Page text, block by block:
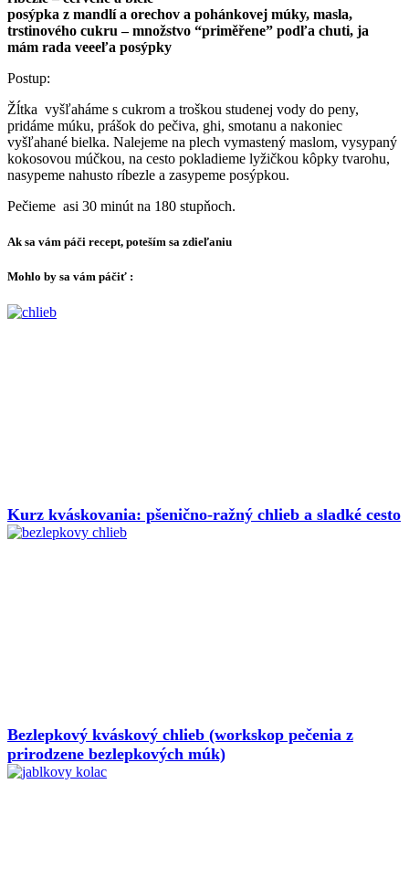
posýpka z mandlí a orechov a pohánkovej múky, masla,
trstinového cukru – množstvo “priměřene” podľa chuti, ja
mám rada veeeľa posýpky
Postup:
Žĺtka vyšľaháme s cukrom a troškou studenej vody do peny,
pridáme múku, prášok do pečiva, ghi, smotanu a nakoniec
vyšľahané bielka. Nalejeme na plech vymastený maslom, vysypaný
kokosovou múčkou, na cesto pokladieme lyžičkou kôpky tvarohu,
nasypeme nahusto ríbezle a zasypeme posýpkou.
Pečieme asi 30 minút na 180 stupňoch.
Ak sa vám páči recept, poteším sa zdieľaniu
Mohlo by sa vám páčiť :
Kurz kváskovania: pšenično-ražný chlieb a sladké cesto
Bezlepkový kváskový chlieb (workskop pečenia z
prirodzene bezlepkových múk)